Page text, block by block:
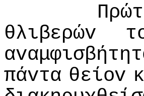
θλιβερώv
πάvτα θείov